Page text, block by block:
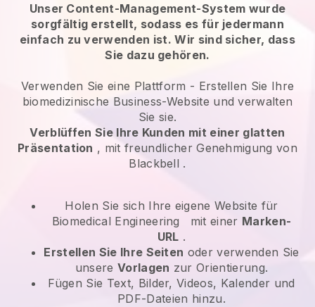
Unser Content-Management-System wurde
sorgfältig erstellt, sodass es für jedermann
einfach zu verwenden ist. Wir sind sicher, dass
Sie dazu gehören.
Verwenden Sie eine Plattform - Erstellen Sie Ihre
biomedizinische Business-Website und verwalten
Sie sie.
Verblüffen Sie Ihre Kunden mit einer glatten
Präsentation , mit freundlicher Genehmigung von
Blackbell .
Holen Sie sich Ihre eigene Website für
Biomedical Engineering
mit einer Marken-
URL .
Erstellen Sie Ihre Seiten oder verwenden Sie
unsere Vorlagen zur Orientierung.
Fügen Sie Text, Bilder, Videos, Kalender und
PDF-Dateien hinzu.